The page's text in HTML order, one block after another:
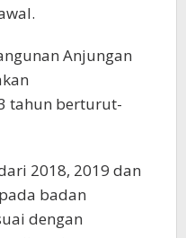
Anjungan
tahun berturut-
2018, 2019 dan
badan
dengan